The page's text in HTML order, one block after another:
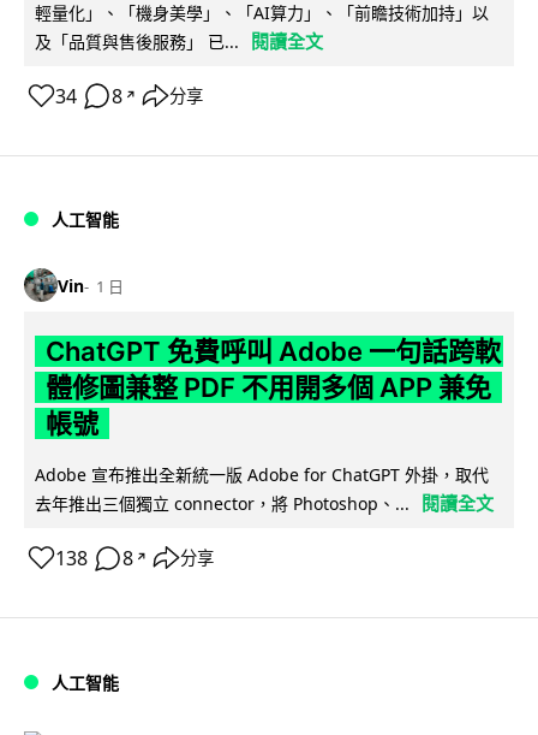
輕量化」、「機身美學」、「AI算力」、「前瞻技術加持」以
及「品質與售後服務」 已...
閱讀全文
34 8 ↗ 分享
人工智能
Vin 1 日
ChatGPT 免費呼叫 Adobe 一句話跨軟
體修圖兼整 PDF 不用開多個 APP 兼免
帳號
Adobe 宣布推出全新統一版 Adobe for ChatGPT 外掛，取代
去年推出三個獨立 connector，將 Photoshop、...
閱讀全文
138 8 ↗ 分享
人工智能